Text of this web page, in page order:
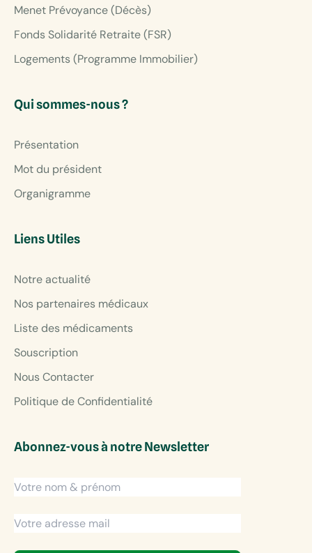
Menet Prévoyance (Décès)
Fonds Solidarité Retraite (FSR)
Logements (Programme Immobilier)
Qui sommes-nous ?
Présentation
Mot du président
Organigramme
Liens Utiles
Notre actualité
Nos partenaires médicaux
Liste des médicaments
Souscription
Nous Contacter
Politique de Confidentialité
Abonnez-vous à notre Newsletter